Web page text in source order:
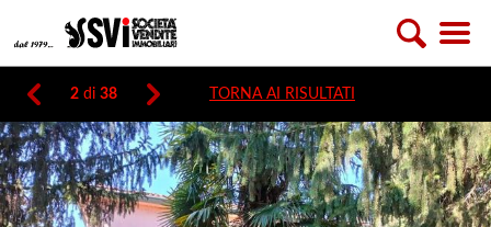
2 di 38 TORNA AI RISULTATI